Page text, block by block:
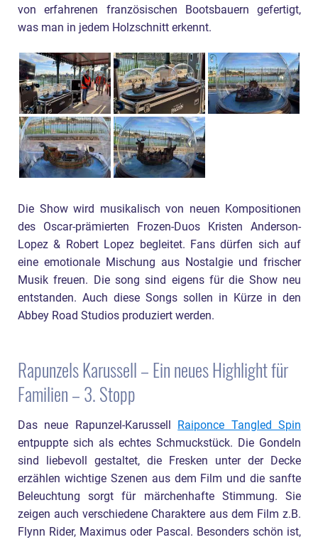
von erfahrenen französischen Bootsbauern gefertigt,
was man in jedem Holzschnitt erkennt.
Die Show wird musikalisch von neuen Kompositionen
des Oscar-prämierten Frozen-Duos Kristen Anderson-
Lopez & Robert Lopez begleitet. Fans dürfen sich auf
eine emotionale Mischung aus Nostalgie und frischer
Musik freuen. Die song sind eigens für die Show neu
entstanden. Auch diese Songs sollen in Kürze in den
Abbey Road Studios produziert werden.
Rapunzels Karussell – Ein neues Highlight für
Familien – 3. Stopp
Das neue Rapunzel-Karussell Raiponce Tangled Spin
entpuppte sich als echtes Schmuckstück. Die Gondeln
sind liebevoll gestaltet, die Fresken unter der Decke
erzählen wichtige Szenen aus dem Film und die sanfte
Beleuchtung sorgt für märchenhafte Stimmung. Sie
zeigen auch verschiedene Charaktere aus dem Film z.B.
Flynn Rider, Maximus oder Pascal. Besonders schön ist,